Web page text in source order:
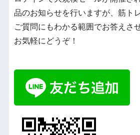
品のお知らせを行いますが、筋ト
ご質問にもわかる範囲でお答えさ
お気軽にどうぞ！